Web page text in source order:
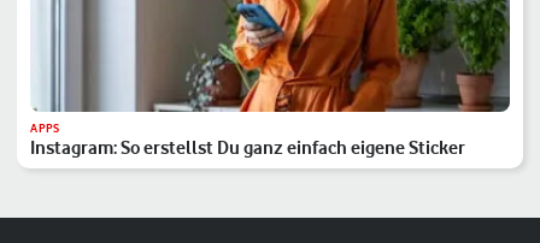
APPS
Instagram: So erstellst Du ganz einfach eigene Sticker